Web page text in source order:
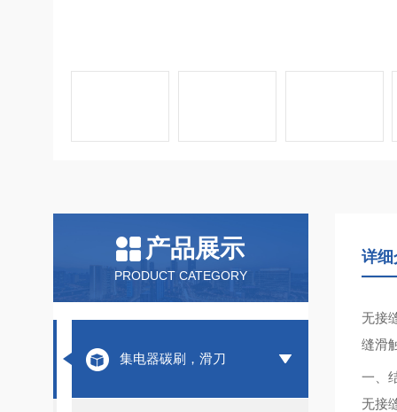
产品展示
PRODUCT CATEGORY
集电器碳刷，滑刀
详细
无接
缝滑
一、
无接